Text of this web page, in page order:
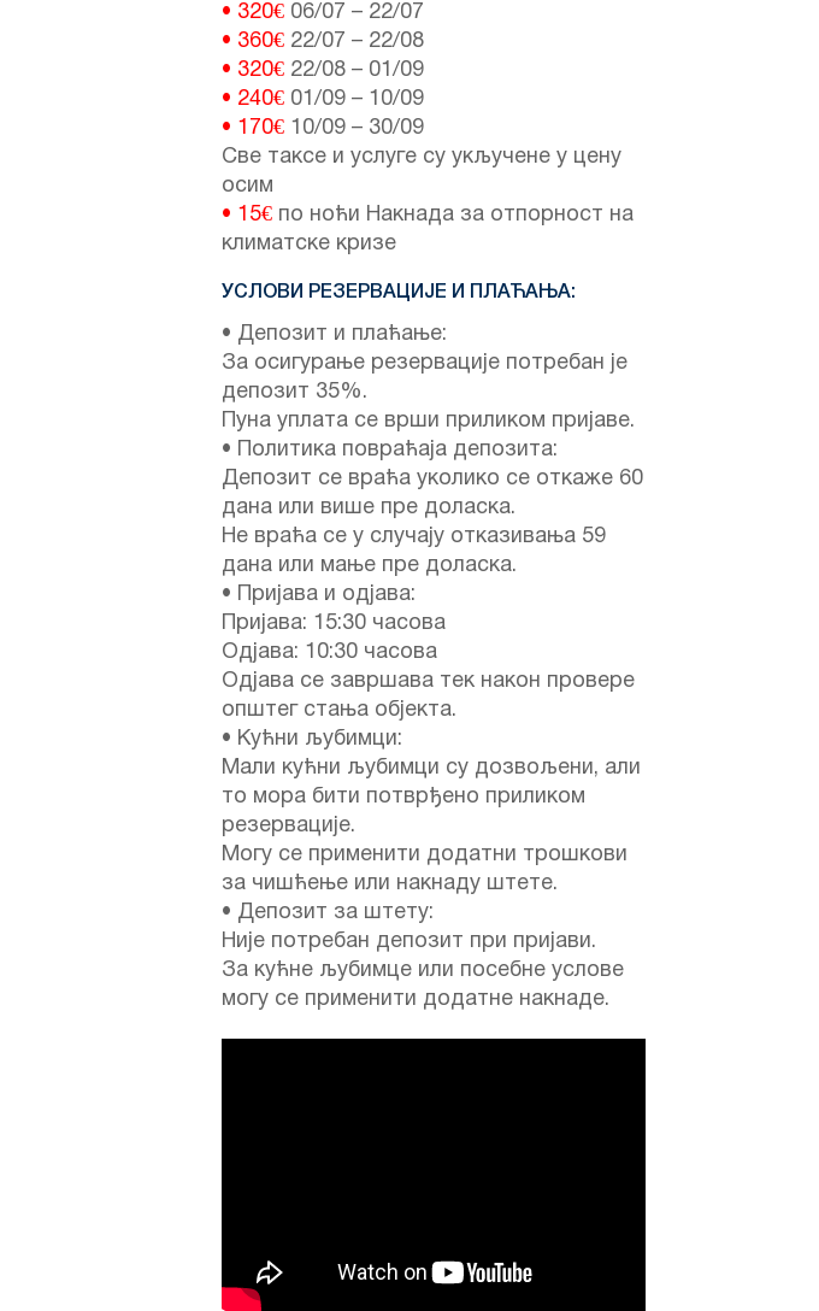
• 320€ 06/07 – 22/07
• 360€ 22/07 – 22/08
• 320€ 22/08 – 01/09
• 240€ 01/09 – 10/09
• 170€ 10/09 – 30/09
Све таксе и услуге су укључене у цену
осим
• 15€ по ноћи Накнада за отпорност на
климатске кризе
УСЛОВИ РЕЗЕРВАЦИЈЕ И ПЛАЋАЊА:
• Депозит и плаћање:
За осигурање резервације потребан је
депозит 35%.
Пуна уплата се врши приликом пријаве.
• Политика повраћаја депозита:
Депозит се враћа уколико се откаже 60
дана или више пре доласка.
Не враћа се у случају отказивања 59
дана или мање пре доласка.
• Пријава и одјава:
Пријава: 15:30 часова
Одјава: 10:30 часова
Одјава се завршава тек након провере
општег стања објекта.
• Кућни љубимци:
Мали кућни љубимци су дозвољени, али
то мора бити потврђено приликом
резервације.
Могу се применити додатни трошкови
за чишћење или накнаду штете.
• Депозит за штету:
Није потребан депозит при пријави.
За кућне љубимце или посебне услове
могу се применити додатне накнаде.